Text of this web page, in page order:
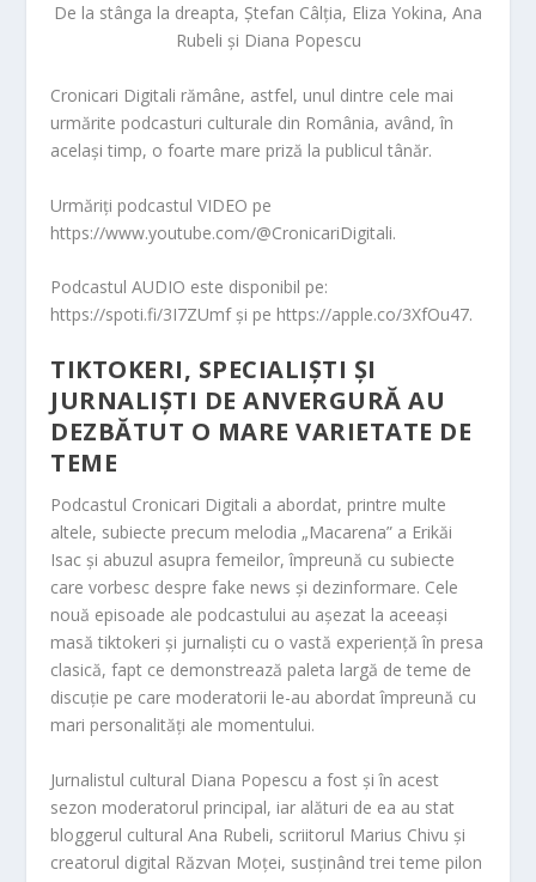
De la stânga la dreapta, Ștefan Câlția, Eliza Yokina, Ana
Rubeli și Diana Popescu
Cronicari Digitali rămâne, astfel, unul dintre cele mai
urmărite podcasturi culturale din România, având, în
același timp, o foarte mare priză la publicul tânăr.
Urmăriți podcastul VIDEO pe
https://www.youtube.com/@CronicariDigitali.
Podcastul AUDIO este disponibil pe:
https://spoti.fi/3I7ZUmf și pe https://apple.co/3XfOu47.
TIKTOKERI, SPECIALIȘTI ȘI
JURNALIȘTI DE ANVERGURĂ AU
DEZBĂTUT O MARE VARIETATE DE
TEME
Podcastul Cronicari Digitali a abordat, printre multe
altele, subiecte precum melodia „Macarena” a Erikăi
Isac și abuzul asupra femeilor, împreună cu subiecte
care vorbesc despre fake news și dezinformare. Cele
nouă episoade ale podcastului au așezat la aceeași
masă tiktokeri și jurnaliști cu o vastă experiență în presa
clasică, fapt ce demonstrează paleta largă de teme de
discuție pe care moderatorii le-au abordat împreună cu
mari personalități ale momentului.
Jurnalistul cultural Diana Popescu a fost și în acest
sezon moderatorul principal, iar alături de ea au stat
bloggerul cultural Ana Rubeli, scriitorul Marius Chivu și
creatorul digital Răzvan Moței, susținând trei teme pilon